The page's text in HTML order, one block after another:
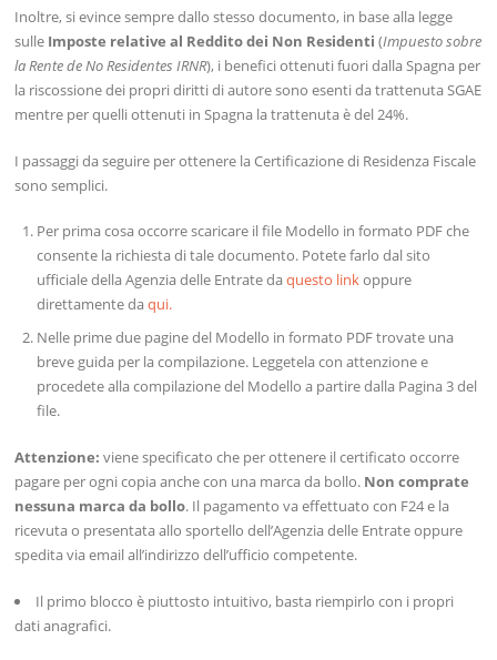
Inoltre, si evince sempre dallo stesso documento, in base alla legge
sulle Imposte relative al Reddito dei Non Residenti(Impuesto sobre
la Rente de No Residentes IRNR), i benefici ottenuti fuori dalla Spagna per
la riscossione dei propri diritti di autore sono esenti da trattenuta SGAE
mentre per quelli ottenuti in Spagna la trattenuta è del 24%.
I passaggi da seguire per ottenere la Certificazione di Residenza Fiscale
sono semplici.
Per prima cosa occorre scaricare il file Modello in formato PDF che
consente la richiesta di tale documento. Potete farlo dal sito
ufficiale della Agenzia delle Entrate daquesto linkoppure
direttamente daqui.
Nelle prime due pagine del Modello in formato PDF trovate una
breve guida per la compilazione. Leggetela con attenzione e
procedete alla compilazione del Modello a partire dalla Pagina 3 del
file.
Attenzione: viene specificato che per ottenere il certificato occorre
pagare per ogni copia anche con una marca da bollo. Non comprate
nessuna marca da bollo. Il pagamento va effettuato con F24 e la
ricevuta o presentata allo sportello dell’Agenzia delle Entrate oppure
spedita via email all’indirizzo dell’ufficio competente.
Il primo blocco è piuttosto intuitivo, basta riempirlo con i propri
dati anagrafici.